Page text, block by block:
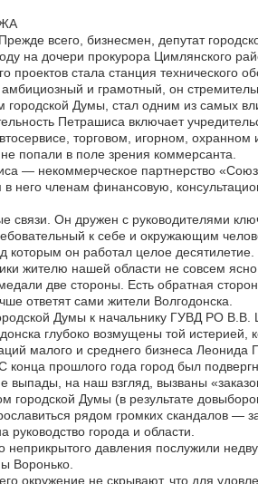
всего, бизнесмен, депутат
на дочери прокурора Цимлянского
проектов стала станция технического
и грамотный, он
городской Думы, стал одним из самых
Петрашиса включает
торговом, игорном,
попали в поле зрения коммерсанта.
— некоммерческое партнерство
него членам финансовую,
Он дружен с руководителями
к себе и окружающим
которым он работал целое
жителю нашей области не совсем
две стороны. Есть обратная
ответят сами жители Волгодонска.
Думы к начальнику ГУВД РО В.В.
глубоко возмущены той истерией,
малого и среднего бизнеса
конца прошлого года город был
выпады, на наш взгляд, вызваны
городской Думы (в результате
рядом громких скандалов —
руководство города и области.
давления послужили
Воронько.
окружение не скрывают, что для